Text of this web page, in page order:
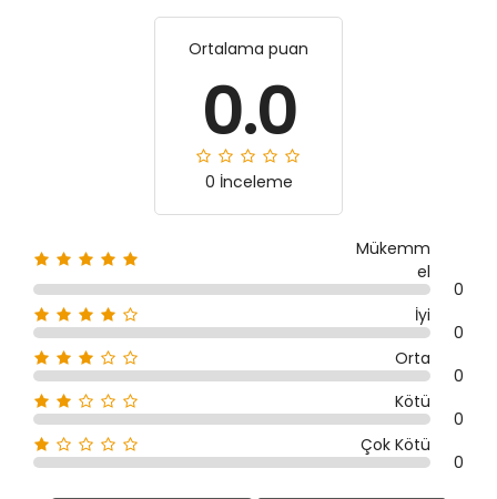
Ortalama puan
0.0
0 İnceleme
Mükemm
el
0
İyi
0
Orta
0
Kötü
0
Çok Kötü
0